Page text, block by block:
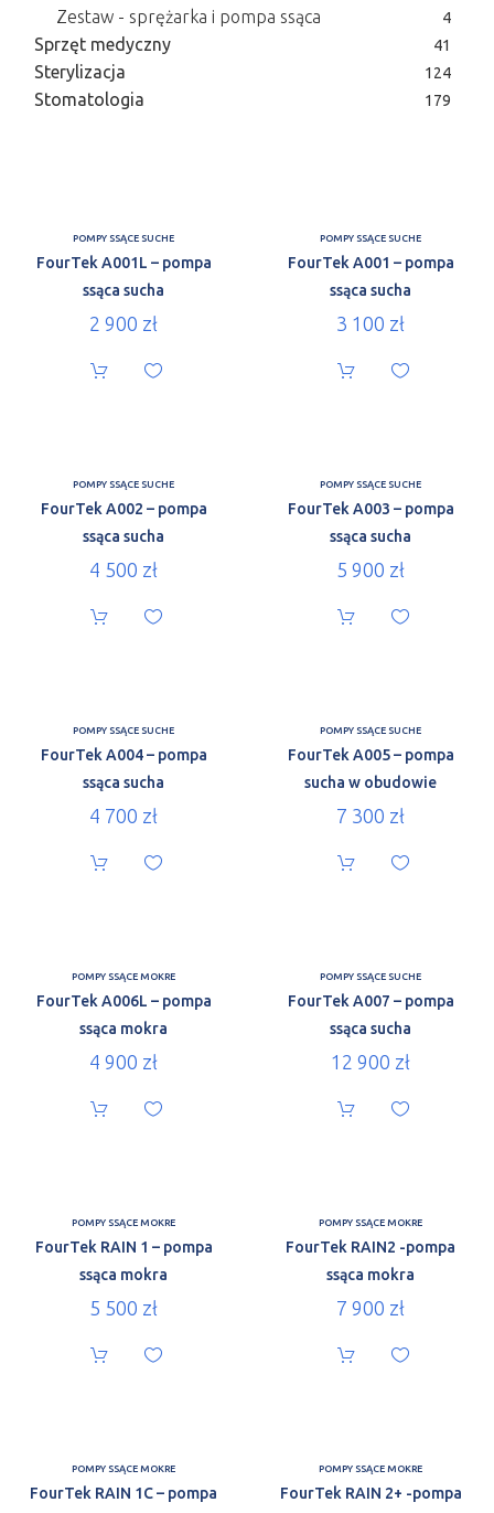
Zestaw - sprężarka i pompa ssąca 4
Sprzęt medyczny 41
Sterylizacja 124
Stomatologia 179
POMPY SSĄCE SUCHE
FourTek A001L – pompa
ssąca sucha
2 900 zł
POMPY SSĄCE SUCHE
FourTek A001 – pompa
ssąca sucha
3 100 zł
POMPY SSĄCE SUCHE
FourTek A002 – pompa
ssąca sucha
4 500 zł
POMPY SSĄCE SUCHE
FourTek A003 – pompa
ssąca sucha
5 900 zł
POMPY SSĄCE SUCHE
FourTek A004 – pompa
ssąca sucha
4 700 zł
POMPY SSĄCE SUCHE
FourTek A005 – pompa
sucha w obudowie
7 300 zł
POMPY SSĄCE MOKRE
FourTek A006L – pompa
ssąca mokra
4 900 zł
POMPY SSĄCE SUCHE
FourTek A007 – pompa
ssąca sucha
12 900 zł
POMPY SSĄCE MOKRE
FourTek RAIN 1 – pompa
ssąca mokra
5 500 zł
POMPY SSĄCE MOKRE
FourTek RAIN2 -pompa
ssąca mokra
7 900 zł
POMPY SSĄCE MOKRE
FourTek RAIN 1C – pompa
POMPY SSĄCE MOKRE
FourTek RAIN 2+ -pompa